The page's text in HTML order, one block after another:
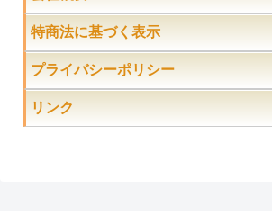
特商法に基づく表示
プライバシーポリシー
リンク